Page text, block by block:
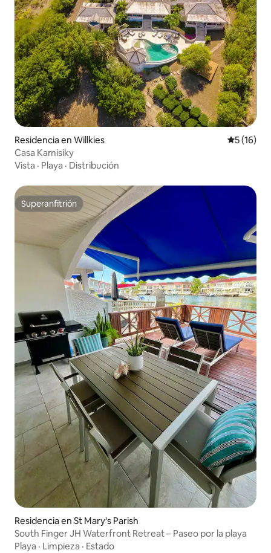
Residencia en Willkies
5 (16)
Casa Kamisiky
Vista · Playa · Distribución
Superanfitrión
Superanfitrión
Residencia en St Mary's Parish
South Finger JH Waterfront Retreat – Paseo por la playa
Playa · Limpieza · Estado